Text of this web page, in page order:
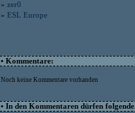
» zer0
» ESL Europe
• Kommentare:
Noch keine Kommentare vorhanden
• In den Kommentaren dürfen